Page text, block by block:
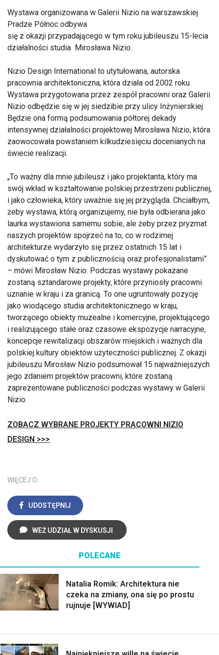
Wystawa organizowana w Galerii Nizio na warszawskiej
Pradze Północ odbywa
się z okazji przypadającego w tym roku jubileuszu 15-lecia
działalności studia Mirosława Nizio.
Nizio Design International to utytułowana, autorska
pracownia architektoniczna, która działa od 2002 roku.
Wystawa przygotowana przez zespół pracowni oraz Galerii
Nizio odbędzie się w jej siedzibie przy ulicy Inżynierskiej.
Będzie ona formą podsumowania półtorej dekady
intensywnej działalności projektowej Mirosława Nizio, która
zaowocowała powstaniem kilkudziesięciu docenianych na
świecie realizacji.
To ważny dla mnie jubileusz i jako projektanta, który ma
swój wkład w kształtowanie polskiej przestrzeni publicznej,
i jako człowieka, który uważnie się jej przygląda. Chciałbym,
żeby wystawa, którą organizujemy, nie była odbierana jako
laurka wystawiona samemu sobie, ale żeby przez pryzmat
naszych projektów spojrzeć na to, co w rodzimej
architekturze wydarzyło się przez ostatnich 15 lat i
dyskutować o tym z publicznością oraz profesjonalistami
– mówi Mirosław Nizio. Podczas wystawy pokazane
zostaną sztandarowe projekty, które przyniosły pracowni
uznanie w kraju i za granicą. To one ugruntowały pozycję
jako wiodącego studia architektonicznego w kraju,
tworzącego obiekty muzealne i komercyjne, projektującego
i realizującego stałe oraz czasowe ekspozycje narracyjne,
koncepcje rewitalizacji obszarów miejskich i ważnych dla
polskiej kultury obiektów użyteczności publicznej. Z okazji
jubileuszu Mirosław Nizio podsumował 15 najważniejszych
jego zdaniem projektów pracowni, które zostaną
zaprezentowane publiczności podczas wystawy w Galerii
Nizio.
ZOBACZ WYBRANE PROJEKTY PRACOWNI NIZIO
DESIGN >>>
WIĘCEJ O:
UDOSTĘPNIJ
WEŹ UDZIAŁ W DYSKUSJI
POLECANE
Natalia Romik: Architektura nie
czeka na zmiany, ona się po prostu
rujnuje [WYWIAD]